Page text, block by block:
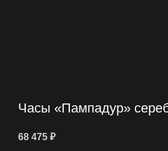
Часы «Пампадур»
68 475 ₽